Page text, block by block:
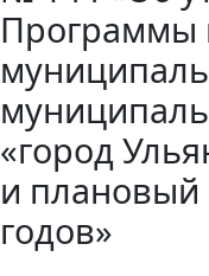
Программы
«город
и плановый
годов»